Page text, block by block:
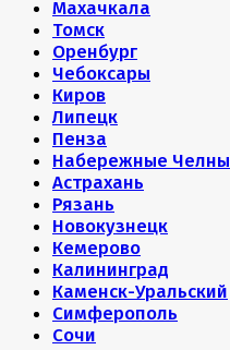
Махачкала
Томск
Оренбург
Чебоксары
Киров
Липецк
Пенза
Набережные Челны
Астрахань
Рязань
Новокузнецк
Кемерово
Калининград
Каменск-Уральский
Симферополь
Сочи